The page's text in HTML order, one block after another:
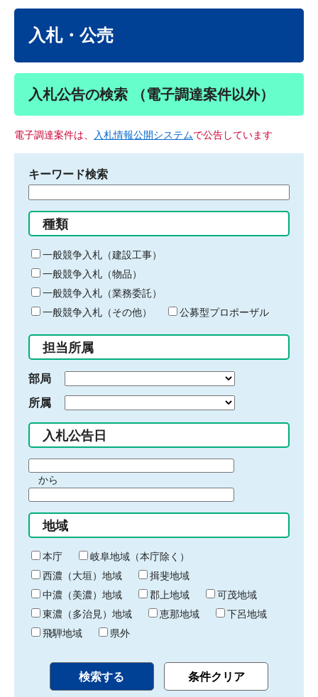
入札・公売
入札公告の検索 （電子調達案件以外）
電子調達案件は、 入札情報公開システムで公告しています
キーワード検索
る
キ
ー
ワ
ー
ド
入
力
種類
一般競争入札（建設工事）
一般競争入札（物品）
一般競争入札（業務委託）
一般競争入札（その他）
公募型プロポーザル
担当所属
部局
所属
入札公告日
間
始
り
から
間
終
わ
り
地域
本庁
岐阜地域（本庁除く）
西濃（大垣）地域
揖斐地域
中濃（美濃）地域
郡上地域
可茂地域
東濃（多治見）地域
恵那地域
下呂地域
飛騨地域
県外